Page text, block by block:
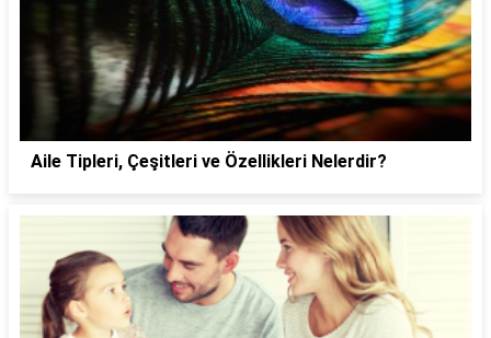
Aile Tipleri, Çeşitleri ve Özellikleri Nelerdir?